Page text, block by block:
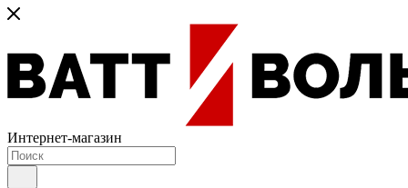
Интернет-магазин